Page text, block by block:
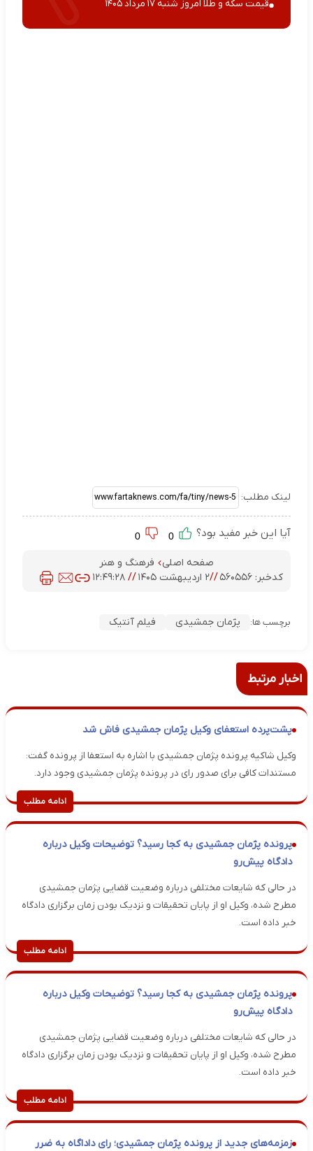
قیمت سکه و طلا امروز شنبه ۱۷ مرداد ۱۴۰۵
لینک مطلب:
آیا این خبر مفید بود؟
صفحه اصلی
فرهنگ و هنر
کدخبر:۵۶۰۵۵۶ //۲ اردیبهشت ۱۴۰۵ //۱۲:۴۹:۲۸
برچسب ها: پژمان جمشیدی فیلم آنتیک
اخبار مرتبط
پشت‌پرده استعفای وکیل پژمان جمشیدی فاش شد
وکیل شاکیه پرونده پژمان جمشیدی با اشاره به استعفا از پرونده گفت:
مستندات کافی برای صدور رای در پرونده پژمان جمشیدی وجود دارد.
ادامه مطلب
پرونده پژمان جمشیدی به کجا رسید؟ توضیحات وکیل درباره
دادگاه پیش‌رو
در حالی که شایعات مختلفی درباره وضعیت قضایی پژمان جمشیدی
مطرح شده، وکیل او از پایان تحقیقات و نزدیک بودن زمان برگزاری دادگاه
خبر داده است.
ادامه مطلب
پرونده پژمان جمشیدی به کجا رسید؟ توضیحات وکیل درباره
دادگاه پیش‌رو
در حالی که شایعات مختلفی درباره وضعیت قضایی پژمان جمشیدی
مطرح شده، وکیل او از پایان تحقیقات و نزدیک بودن زمان برگزاری دادگاه
خبر داده است.
ادامه مطلب
زمزمه‌های جدید از پرونده پژمان جمشیدی؛ رای داداگاه به ضرر